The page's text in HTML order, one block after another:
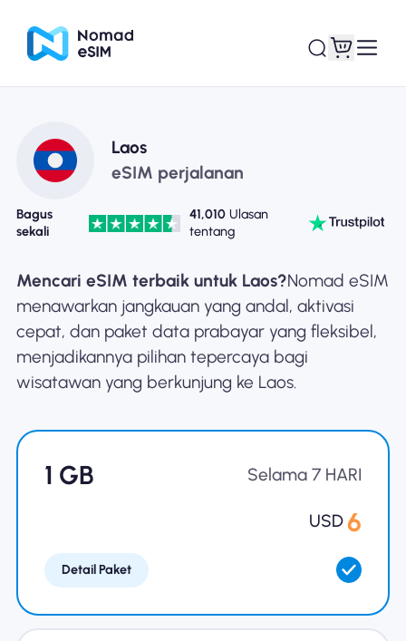
Masuk daftar
Tentang eSIM
Untuk bisnis
Laos
eSIM perjalanan
Bagus
sekali
41,010 Ulasan
tentang
Mencari eSIM terbaik untuk Laos?Nomad eSIM
menawarkan jangkauan yang andal, aktivasi
cepat, dan paket data prabayar yang fleksibel,
menjadikannya pilihan tepercaya bagi
wisatawan yang berkunjung ke Laos.
1 GB Selama 7 HARI
USD 6
Detail Paket